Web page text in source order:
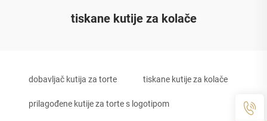
tiskane kutije za kolače
dobavljač kutija za torte tiskane kutije za kolače
prilagođene kutije za torte s logotipom